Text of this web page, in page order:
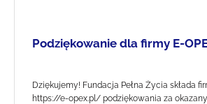
Podziękowanie dla firmy E-
Dziękujemy! Fundacja Pełna Życia składa
https://e-opex.pl/ podziękowania za